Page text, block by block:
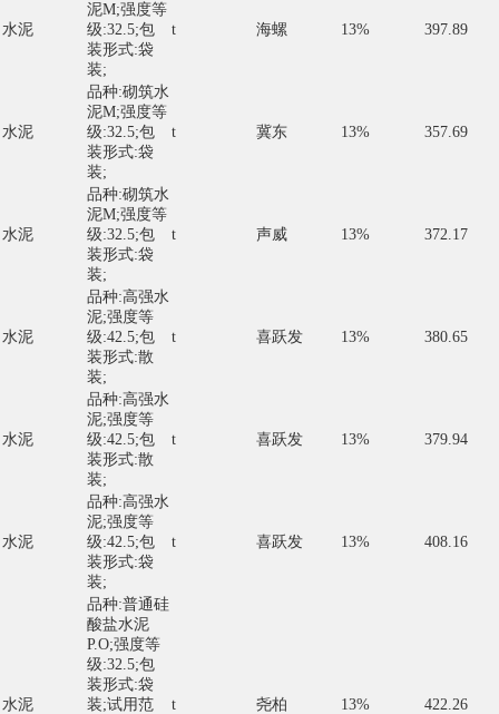
水泥
泥M;强度等
级:32.5;包
装形式:袋
装;
t 海螺 13% 397.89
水泥
品种:砌筑水
泥M;强度等
级:32.5;包
装形式:袋
装;
t 冀东 13% 357.69
水泥
品种:砌筑水
泥M;强度等
级:32.5;包
装形式:袋
装;
t 声威 13% 372.17
水泥
品种:高强水
泥;强度等
级:42.5;包
装形式:散
装;
t 喜跃发 13% 380.65
水泥
品种:高强水
泥;强度等
级:42.5;包
装形式:散
装;
t 喜跃发 13% 379.94
水泥
品种:高强水
泥;强度等
级:42.5;包
装形式:袋
装;
t 喜跃发 13% 408.16
水泥
品种:普通硅
酸盐水泥
P.O;强度等
级:32.5;包
装形式:袋
装;试用范
t 尧柏 13% 422.26